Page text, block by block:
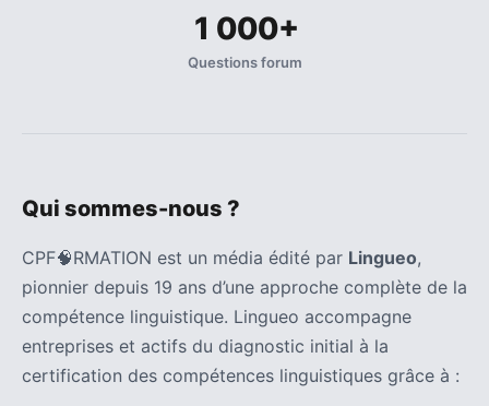
1 000+
Questions forum
Qui sommes-nous ?
CPF🧠RMATION est un média édité par Lingueo,
pionnier depuis 19 ans d’une approche complète de la
compétence linguistique. Lingueo accompagne
entreprises et actifs du diagnostic initial à la
certification des compétences linguistiques grâce à :